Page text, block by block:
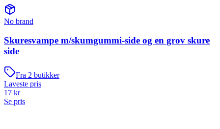
No brand
Skuresvampe m/skumgummi-side og en grov skure
side
Fra 2 butikker
Laveste pris
17 kr
Se pris